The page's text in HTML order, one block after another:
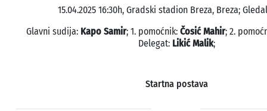
15.04.2025 16:30h, Gradski stadion Breza, Breza;
Glavni sudija: Kapo Samir; 1. pomoćnik: Čosić Mahir; 2.
Delegat: Likić Malik;
Startna postava